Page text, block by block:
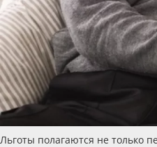
Льготы полагаются не только